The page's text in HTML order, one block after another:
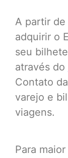
A partir de
adquirir o
seu
através do
Contato
varejo e
viagens.
Para